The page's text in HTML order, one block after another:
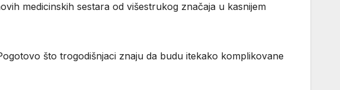
medicinskih sestara od višestrukog značaja u kasnijem
što trogodišnjaci znaju da budu itekako komplikovane